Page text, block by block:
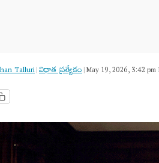
Talluri|విధాత ప్రత్యేకం|May 19, 2026, 3:42 pm